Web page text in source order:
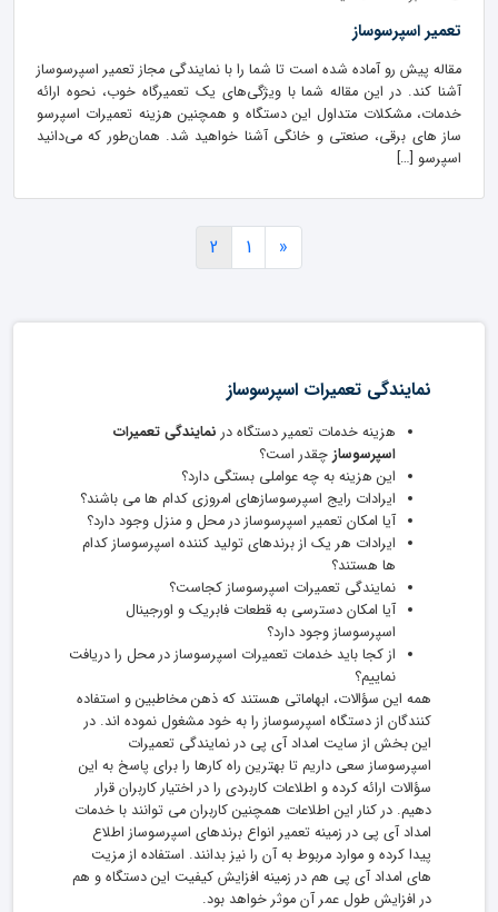
تعمیر اسپرسوساز
مقاله پیش رو آماده شده است تا شما را با نمایندگی مجاز تعمیر اسپرسوساز
آشنا کند. در این مقاله شما با ویژگی‌های یک تعمیرگاه خوب، نحوه ارائه
خدمات، مشکلات متداول این دستگاه و همچنین هزینه تعمیرات اسپرسو
ساز های برقی، صنعتی و خانگی آشنا خواهید شد. همان‌طور که می‌دانید
اسپرسو […]
«
1
2
نمایندگی تعمیرات اسپرسوساز
هزینه خدمات تعمیر دستگاه در نمایندگی تعمیرات
اسپرسوساز چقدر است؟
این هزینه به چه عواملی بستگی دارد؟
ایرادات رایج اسپرسوسازهای امروزی کدام ها می باشند؟
آیا امکان تعمیر اسپرسوساز در محل و منزل وجود دارد؟
ایرادات هر یک از برندهای تولید کننده اسپرسوساز کدام
ها هستند؟
نمایندگی تعمیرات اسپرسوساز کجاست؟
آیا امکان دسترسی به قطعات فابریک و اورجینال
اسپرسوساز وجود دارد؟
از کجا باید خدمات تعمیرات اسپرسوساز در محل را دریافت
نماییم؟
همه این سؤالات، ابهاماتی هستند که ذهن مخاطبین و استفاده
کنندگان از دستگاه اسپرسوساز را به خود مشغول نموده اند. در
این بخش از سایت امداد آی پی در نمایندگی تعمیرات
اسپرسوساز سعی داریم تا بهترین راه کارها را برای پاسخ به این
سؤالات ارائه کرده و اطلاعات کاربردی را در اختیار کاربران قرار
دهیم. در کنار این اطلاعات همچنین کاربران می توانند با خدمات
امداد آی پی در زمینه تعمیر انواع برندهای اسپرسوساز اطلاع
پیدا کرده و موارد مربوط به آن را نیز بدانند. استفاده از مزیت
های امداد آی پی هم در زمینه افزایش کیفیت این دستگاه و هم
در افزایش طول عمر آن موثر خواهد بود.